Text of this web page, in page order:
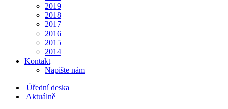
2019
2018
2017
2016
2015
2014
Kontakt
Napište nám
Úřední deska
Aktuálně